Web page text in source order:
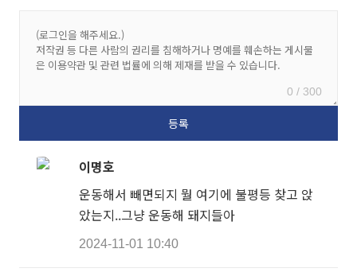
0 / 300
이명호
운동해서 빼면되지 뭘 여기에 불평등 찾고 앉
았는지..그냥 운동해 돼지들아
2024-11-01 10:40